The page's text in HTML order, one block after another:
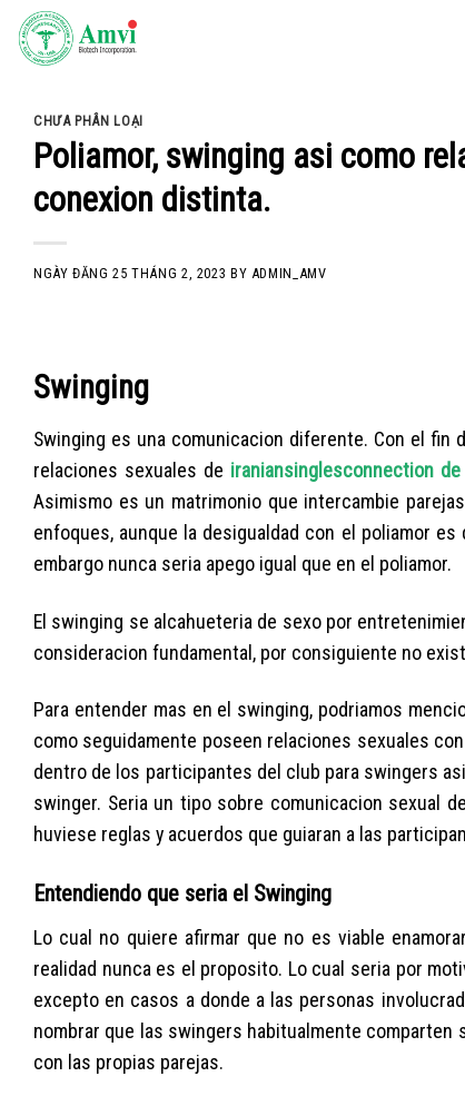
Skip
CHƯA PHÂN LOẠI
Poliamor, swinging asi­ como
conexion distinta.
NGÀY ĐĂNG25 THÁNG 2, 2023 BY ADMIN_AMV
Swinging
Swinging es una comunicacion diferente. Con el
relaciones sexuales de iraniansinglesconnection de
Asimismo es un matrimonio que intercambie
enfoques, aunque la desigualdad con el poliamor
embargo nunca seri­a apego igual que en el poliamor.
El swinging se alcahueteria de sexo por
consideracion fundamental, por consiguiente no
Para entender mas en el swinging, podriamos
como seguidamente poseen relaciones sexuales
dentro de los participantes del club para swingers
swinger. Seri­a un tipo sobre comunicacion sexual
huviese reglas y acuerdos que guiaran a las
Entendiendo que seri­a el Swinging
Lo cual no quiere afirmar que no es viable
realidad nunca es el proposito. Lo cual seri­a por
excepto en casos a donde a las personas
nombrar que las swingers habitualmente
con las propias parejas.